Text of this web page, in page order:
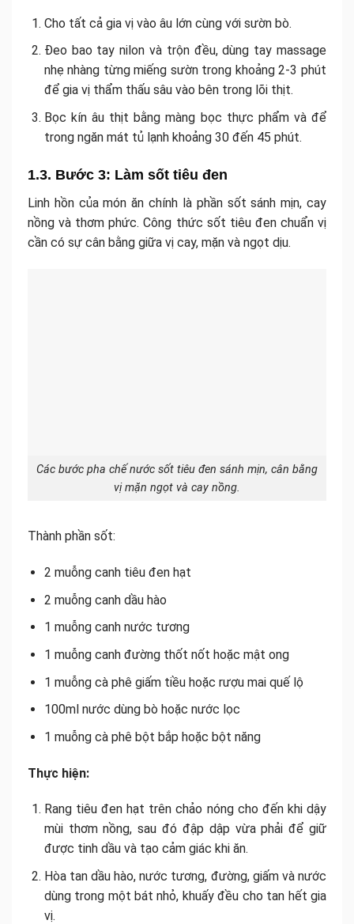
Cho tất cả gia vị vào âu lớn cùng với sườn bò.
Đeo bao tay nilon và trộn đều, dùng tay massage
nhẹ nhàng từng miếng sườn trong khoảng 2-3 phút
để gia vị thẩm thấu sâu vào bên trong lõi thịt.
Bọc kín âu thịt bằng màng bọc thực phẩm và để
trong ngăn mát tủ lạnh khoảng 30 đến 45 phút.
1.3. Bước 3: Làm sốt tiêu đen
Linh hồn của món ăn chính là phần sốt sánh mịn, cay
nồng và thơm phức. Công thức sốt tiêu đen chuẩn vị
cần có sự cân bằng giữa vị cay, mặn và ngọt dịu.
Các bước pha chế nước sốt tiêu đen sánh mịn, cân bằng
vị mặn ngọt và cay nồng.
Thành phần sốt:
2 muỗng canh tiêu đen hạt
2 muỗng canh dầu hào
1 muỗng canh nước tương
1 muỗng canh đường thốt nốt hoặc mật ong
1 muỗng cà phê giấm tiều hoặc rượu mai quế lộ
100ml nước dùng bò hoặc nước lọc
1 muỗng cà phê bột bắp hoặc bột năng
Thực hiện:
Rang tiêu đen hạt trên chảo nóng cho đến khi dậy
mùi thơm nồng, sau đó đập dập vừa phải để giữ
được tinh dầu và tạo cảm giác khi ăn.
Hòa tan dầu hào, nước tương, đường, giấm và nước
dùng trong một bát nhỏ, khuấy đều cho tan hết gia
vị.